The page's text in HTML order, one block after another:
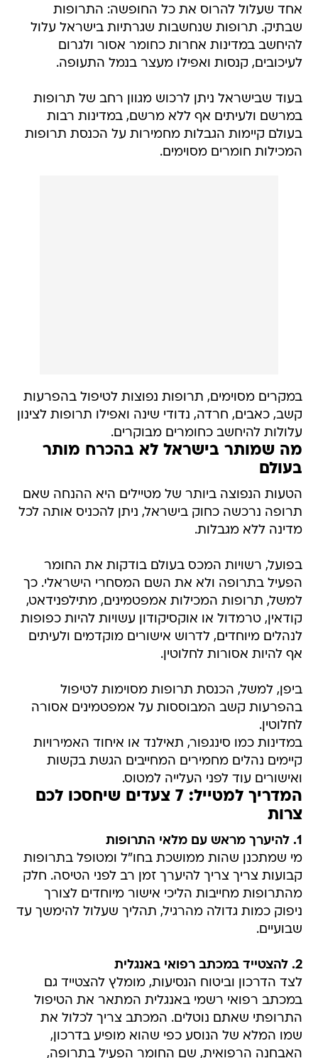
אחד שעלול להרוס את כל החופשה: התרופות
שבתיק. תרופות שנחשבות שגרתיות בישראל עלול
להיחשב במדינות אחרות כחומר אסור ולגרום
לעיכובים, קנסות ואפילו מעצר בנמל התעופה.
בעוד שבישראל ניתן לרכוש מגוון רחב של תרופות
במרשם ולעיתים אף ללא מרשם, במדינות רבות
בעולם קיימות הגבלות מחמירות על הכנסת תרופות
המכילות חומרים מסוימים.
במקרים מסוימים, תרופות נפוצות לטיפול בהפרעות
קשב, כאבים, חרדה, נדודי שינה ואפילו תרופות לצינון
עלולות להיחשב כחומרים מבוקרים.
מה שמותר בישראל לא בהכרח מותר
בעולם
הטעות הנפוצה ביותר של מטיילים היא ההנחה שאם
תרופה נרכשה כחוק בישראל, ניתן להכניס אותה לכל
מדינה ללא מגבלות.
בפועל, רשויות המכס בעולם בודקות את החומר
הפעיל בתרופה ולא את השם המסחרי הישראלי. כך
למשל, תרופות המכילות אמפטמינים, מתילפנידאט,
קודאין, טרמדול או אוקסיקודון עשויות להיות כפופות
לנהלים מיוחדים, לדרוש אישורים מוקדמים ולעיתים
אף להיות אסורות לחלוטין.
ביפן, למשל, הכנסת תרופות מסוימות לטיפול
בהפרעות קשב המבוססות על אמפטמינים אסורה
לחלוטין.
במדינות כמו סינגפור, תאילנד או איחוד האמירויות
קיימים נהלים מחמירים המחייבים הגשת בקשות
ואישורים עוד לפני העלייה למטוס.
המדריך למטייל: 7 צעדים שיחסכו לכם
צרות
1. להיערך מראש עם מלאי התרופות
מי שמתכנן שהות ממושכת בחו"ל ומטופל בתרופות
קבועות צריך צריך להיערך זמן רב לפני הטיסה. חלק
מהתרופות מחייבות הליכי אישור מיוחדים לצורך
ניפוק כמות גדולה מהרגיל, תהליך שעלול להימשך עד
שבועיים.
2. להצטייד במכתב רפואי באנגלית
לצד הדרכון וביטוח הנסיעות, מומלץ להצטייד גם
במכתב רפואי רשמי באנגלית המתאר את הטיפול
התרופתי שאתם נוטלים. המכתב צריך לכלול את
שמו המלא של הנוסע כפי שהוא מופיע בדרכון,
האבחנה הרפואית, שם החומר הפעיל בתרופה,